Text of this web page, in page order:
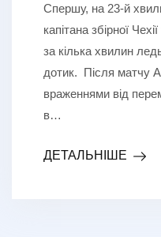
Спершу, на 23-й
капітана збірної
за кілька хвилин
дотик. Після матчу
враженнями від
в…
ДЕТАЛЬНІШЕ